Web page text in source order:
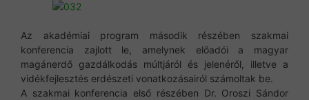
Az akadémiai program második részében szakmai
konferencia zajlott le, amelynek előadói a magyar
magánerdő gazdálkodás múltjáról és jelenéről, illetve a
vidékfejlesztés erdészeti vonatkozásairól számoltak be.
A szakmai konferencia első részében Dr. Oroszi Sándor